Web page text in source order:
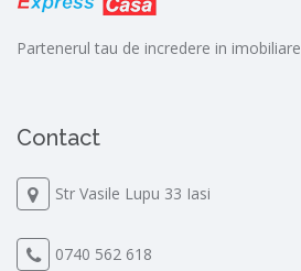
Partenerul tau de incredere in imobiliare
Contact
Str Vasile Lupu 33 Iasi
0740 562 618